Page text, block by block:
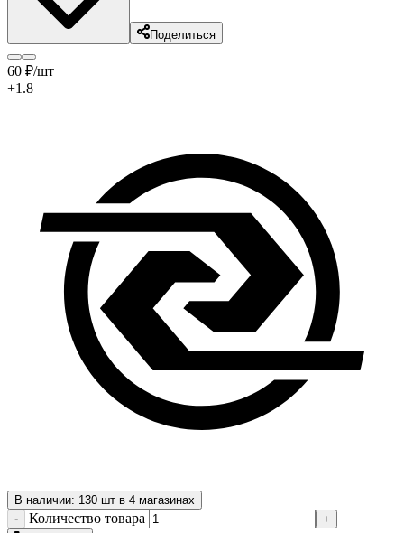
Поделиться
60 ₽/шт
+1.8
В наличии: 130 шт в 4 магазинах
-
Количество товара
+